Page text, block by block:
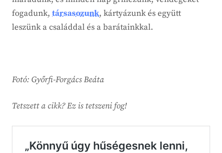
fogadunk, társasozunk, kártyázunk és együtt
leszünk a családdal és a barátainkkal.
Fotó: Győrfi-Forgács Beáta
Tetszett a cikk? Ez is tetszeni fog!